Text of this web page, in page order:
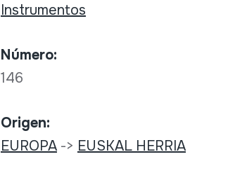
Instrumentos
Número:
146
Origen:
EUROPA-> EUSKAL HERRIA